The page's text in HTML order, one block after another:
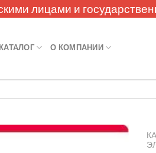
лицами и
КАТАЛОГ О КОМПАНИИ